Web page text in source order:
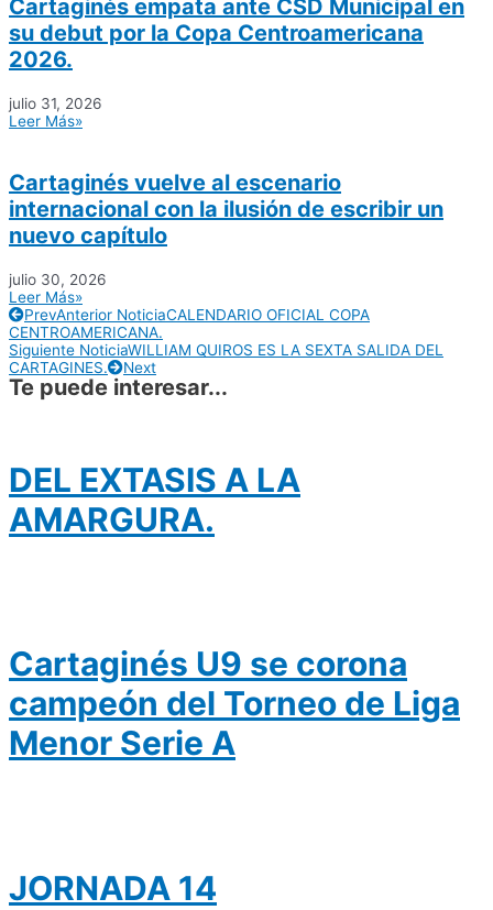
Cartaginés empata ante CSD Municipal en
su debut por la Copa Centroamericana
2026.
julio 31, 2026
Leer Más»
Cartaginés vuelve al escenario
internacional con la ilusión de escribir un
nuevo capítulo
julio 30, 2026
Leer Más»
PrevAnterior NoticiaCALENDARIO OFICIAL COPA
CENTROAMERICANA.
Siguiente NoticiaWILLIAM QUIROS ES LA SEXTA SALIDA DEL
CARTAGINES.
Next
Te puede interesar...
DEL EXTASIS A LA
AMARGURA.
Cartaginés U9 se corona
campeón del Torneo de Liga
Menor Serie A
JORNADA 14